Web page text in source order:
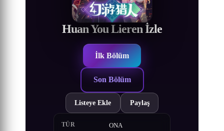
Huan You Lieren İzle
İlk Bölüm
Son Bölüm
Listeye Ekle Paylaş
TÜR ONA